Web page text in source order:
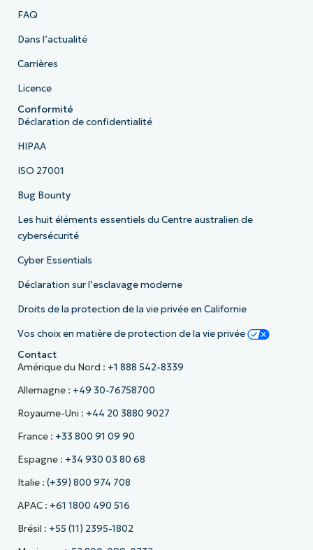
FAQ
Dans l’actualité
Carrières
Licence
Conformité
Déclaration de confidentialité
HIPAA
ISO 27001
Bug Bounty
Les huit éléments essentiels du Centre australien de
cybersécurité
Cyber Essentials
Déclaration sur l’esclavage moderne
Droits de la protection de la vie privée en Californie
Vos choix en matière de protection de la vie privée
Contact
Amérique du Nord : +1 888 542-8339
Allemagne : +49 30-76758700
Royaume-Uni : +44 20 3880 9027
France : +33 800 91 09 90
Espagne : +34 930 03 80 68
Italie : (+39) 800 974 708
APAC : +61 1800 490 516
Brésil : +55 (11) 2395-1802